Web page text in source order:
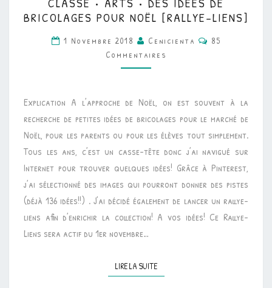
•
ARTS
•
DES
BRICOLAGES
POUR
NOËL
[RALLYE-
LIENS]
BRICOLAGES POUR NOËL [RALLYE-LIENS]
1 Novembre 2018 Cenicienta Commentaires
85
Commentaires
Explication A l’approche de Noël, on est souvent à la
recherche de petites idées de bricolages pour le marché de
Noël, pour les parents ou pour les élèves tout simplement.
Tous les ans, c’est un casse-tête donc j’ai navigué sur
Internet pour trouver quelques idées! Grâce à Pinterest,
j’ai sélectionné des images qui pourront donner des pistes
(déjà 136 idées!!) . J’ai décidé également de lancer un rallye-
liens afin d’enrichir la collection! A vos idées! Ce Rallye-
Liens sera actif du 1er novembre…
LIRE LA SUITELIRE LA SUITE